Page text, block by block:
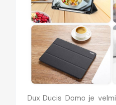
Dux Ducis Domo je velmi